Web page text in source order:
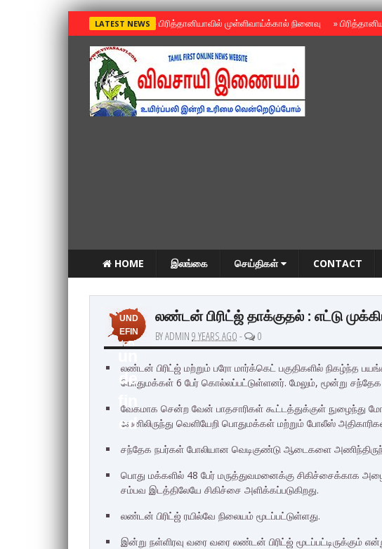
LATEST NEWS »பிரித்தானியாவில் முள்ளிவாய்க்கால் நினைவு »
HOME இலங்கை செய்திகள் CONTACT
UND
EFIN
ED
de
fin
ed
லண்டன் பிரிட்ஜ் தாக்குதல் : எட்டு
BY ADMIN 9 YEARS AGO - 0
லண்டன் பிரிட்ஜ் மற்றும் பரோ மார்க்கெட் பகுதிகளில் நிகழ்ந்த
பொதுமக்கள் 6 பேர் கொல்லப்பட்டுள்ளனர். மேலும், மூன்று
வேகமாக சென்ற வேன் பாதசாரிகள் கூட்டத்துக்குள் நுழைந்து
வேனிலிருந்து வெளியேறி பொதுமக்கள் மற்றும் போலீஸ்
சந்தேக நபர்கள் போலியான வெடிகுண்டு ஆடைகளை
பொது மக்களில் 48 பேர் மருத்துவமனைக்கு சிகிச்சைக்காக
சம்பவ இடத்திலேயே சிகிச்சை அளிக்கப்படுகிறது.
லண்டன் பிரிட்ஜ் ரயில்வே நிலையம் மூடப்பட்டுள்ளது.
இன்று நள்ளிரவு வரை வரை லண்டன் பிரிட்ஜ் மூடப்பட்டிருக்கும்